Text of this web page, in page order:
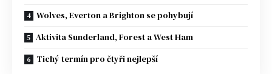
Wolves, Everton a Brighton se pohybují
Aktivita Sunderland, Forest a West Ham
Tichý termín pro čtyři nejlepší